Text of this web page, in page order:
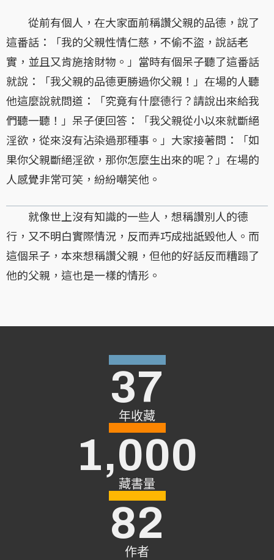
從前有個人，在大家面前稱讚父親的品德，說了
這番話：「我的父親性情仁慈，不偷不盜，說話老
實，並且又肯施捨財物。」當時有個呆子聽了這番話
就說：「我父親的品德更勝過你父親！」在場的人聽
他這麼說就問道：「究竟有什麼德行？請說出來給我
們聽一聽！」呆子便回答：「我父親從小以來就斷絕
淫欲，從來沒有沾染過那種事。」大家接著問：「如
果你父親斷絕淫欲，那你怎麼生出來的呢？」在場的
人感覺非常可笑，紛紛嘲笑他。
就像世上沒有知識的一些人，想稱讚別人的德
行，又不明白實際情況，反而弄巧成拙詆毀他人。而
這個呆子，本來想稱讚父親，但他的好話反而糟蹋了
他的父親，這也是一樣的情形。
年收藏
37
藏書量
1,000
作者
82